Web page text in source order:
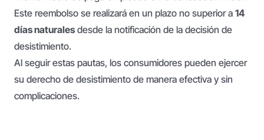
Este reembolso se realizará en un plazo no superior a 14
días naturales desde la notificación de la decisión de
desistimiento.
Al seguir estas pautas, los consumidores pueden ejercer
su derecho de desistimiento de manera efectiva y sin
complicaciones.